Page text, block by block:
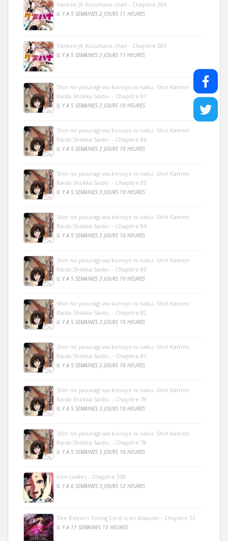
Yankee JK Kuzuhana-chan - Chapitre 284
IL Y A 5 SEMAINES 2 JOURS 11 HEURES
Yankee JK Kuzuhana-chan - Chapitre 283
IL Y A 5 SEMAINES 2 JOURS 11 HEURES
Shin no yasuragi wa konoyo ni naku -Shin Kamen
Raida Shokka Saido- - Chapitre 87
IL Y A 5 SEMAINES 3 JOURS 10 HEURES
Shin no yasuragi wa konoyo ni naku -Shin Kamen
Raida Shokka Saido- - Chapitre 86
IL Y A 5 SEMAINES 3 JOURS 10 HEURES
Shin no yasuragi wa konoyo ni naku -Shin Kamen
Raida Shokka Saido- - Chapitre 85
IL Y A 5 SEMAINES 3 JOURS 10 HEURES
Shin no yasuragi wa konoyo ni naku -Shin Kamen
Raida Shokka Saido- - Chapitre 84
IL Y A 5 SEMAINES 3 JOURS 10 HEURES
Shin no yasuragi wa konoyo ni naku -Shin Kamen
Raida Shokka Saido- - Chapitre 83
IL Y A 5 SEMAINES 3 JOURS 10 HEURES
Shin no yasuragi wa konoyo ni naku -Shin Kamen
Raida Shokka Saido- - Chapitre 82
IL Y A 5 SEMAINES 3 JOURS 10 HEURES
Shin no yasuragi wa konoyo ni naku -Shin Kamen
Raida Shokka Saido- - Chapitre 81
IL Y A 5 SEMAINES 3 JOURS 10 HEURES
Shin no yasuragi wa konoyo ni naku -Shin Kamen
Raida Shokka Saido- - Chapitre 79
IL Y A 5 SEMAINES 3 JOURS 10 HEURES
Shin no yasuragi wa konoyo ni naku -Shin Kamen
Raida Shokka Saido- - Chapitre 78
IL Y A 5 SEMAINES 3 JOURS 10 HEURES
Iron Ladies - Chapitre 338
IL Y A 6 SEMAINES 3 JOURS 12 HEURES
The Reborn Young Lord is an Assassin - Chapitre 51
IL Y A 11 SEMAINES 10 HEURES